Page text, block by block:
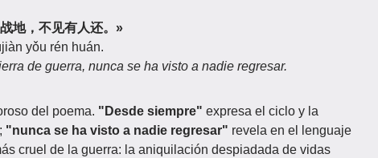
地，不见有人还。»
yǒu rén huán.
de guerra, nunca se ha visto a nadie regresar.
del poema. "Desde siempre" expresa el ciclo y la
"nunca se ha visto a nadie regresar" revela en el lenguaje
cruel de la guerra: la aniquilación despiadada de vidas